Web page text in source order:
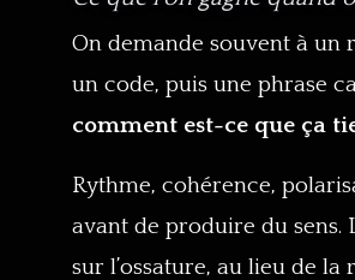
On demande souvent à un
un code, puis une phrase
comment est-ce que ça
Rythme, cohérence,
avant de produire du sens.
sur l’ossature, au lieu de la